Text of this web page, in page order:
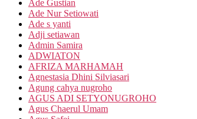
Ade Gustian
Ade Nur Setiowati
Ade s yanti
Adji setiawan
Admin Samira
ADWIATON
AFRIZA MARHAMAH
Agnestasia Dhini Silviasari
Agung cahya nugroho
AGUS ADI SETYONUGROHO
Agus Chaerul Umam